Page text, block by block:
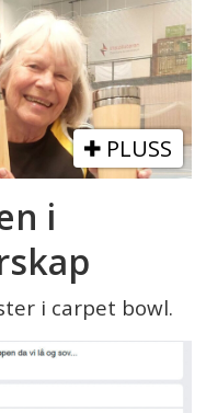
PLUSS
i
i carpet bowl.